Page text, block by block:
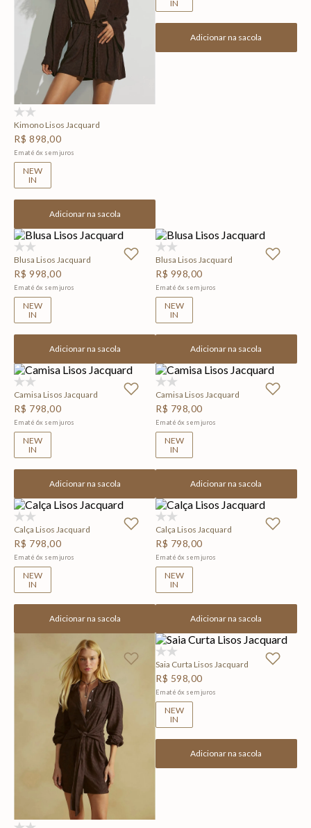
Kimono Lisos Jacquard
R$ 898,00
Em até6x sem juros
NEW
IN
Adicionar na sacola
IN
Adicionar na sacola
Blusa Lisos Jacquard
R$ 998,00
Em até6x sem juros
NEW
IN
Adicionar na sacola
Blusa Lisos Jacquard
R$ 998,00
Em até 6x sem juros
NEW
IN
Adicionar na sacola
Camisa Lisos Jacquard
R$ 798,00
Em até6x sem juros
NEW
IN
Adicionar na sacola
Camisa Lisos Jacquard
R$ 798,00
Em até 6x sem juros
NEW
IN
Adicionar na sacola
Calça Lisos Jacquard
R$ 798,00
Em até6x sem juros
NEW
IN
Adicionar na sacola
Calça Lisos Jacquard
R$ 798,00
Em até 6x sem juros
NEW
IN
Adicionar na sacola
Saia Curta Lisos Jacquard
R$ 598,00
Em até 6x sem juros
NEW
IN
Adicionar na sacola